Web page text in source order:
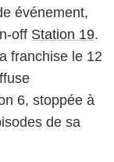
événement,
off Station 19.
franchise le 12
6, stoppée à
de sa